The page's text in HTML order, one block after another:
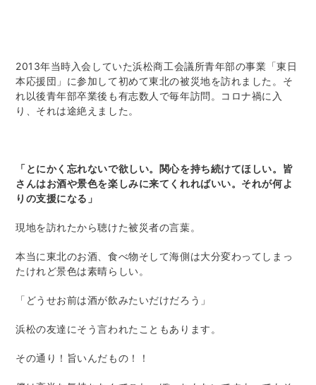
2013年当時入会していた浜松商工会議所青年部の事業「東日
本応援団」に参加して初めて東北の被災地を訪れました。そ
れ以後青年部卒業後も有志数人で毎年訪問。コロナ禍に入
り、それは途絶えました。
「とにかく忘れないで欲しい。関心を持ち続けてほしい。皆
さんはお酒や景色を楽しみに来てくれればいい。それが何よ
りの支援になる」
現地を訪れたから聴けた被災者の言葉。
本当に東北のお酒、食べ物そして海側は大分変わってしまっ
たけれど景色は素晴らしい。
「どうせお前は酒が飲みたいだけだろう」
浜松の友達にそう言われたこともあります。
その通り！旨いんだもの！！